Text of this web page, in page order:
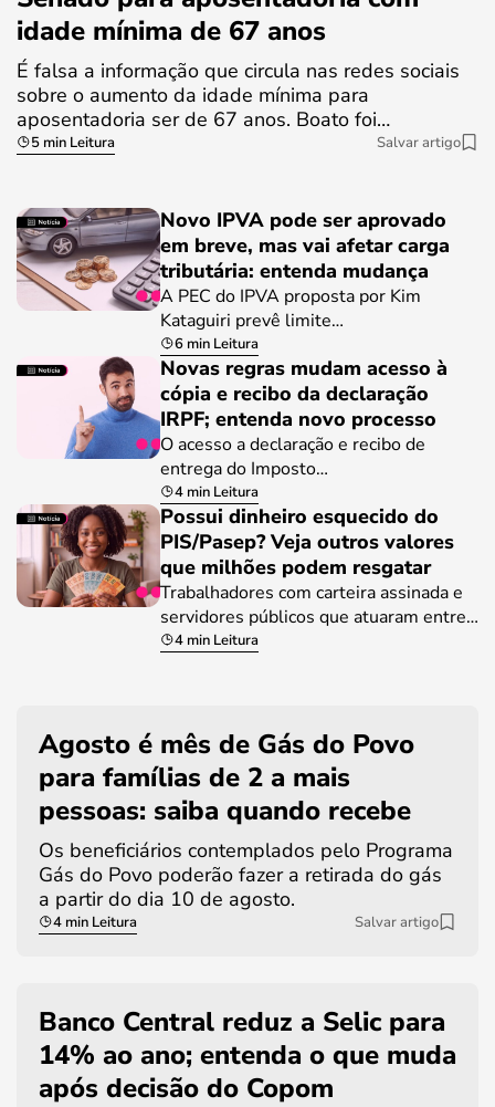
idade mínima de 67 anos
É falsa a informação que circula nas redes sociais
sobre o aumento da idade mínima para
aposentadoria ser de 67 anos. Boato foi…
5 min Leitura Salvar artigo
Novo IPVA pode ser aprovado
em breve, mas vai afetar carga
tributária: entenda mudança
A PEC do IPVA proposta por Kim
Kataguiri prevê limite…
6 min Leitura
Novas regras mudam acesso à
cópia e recibo da declaração
IRPF; entenda novo processo
O acesso a declaração e recibo de
entrega do Imposto…
4 min Leitura
Possui dinheiro esquecido do
PIS/Pasep? Veja outros valores
que milhões podem resgatar
Trabalhadores com carteira assinada e
servidores públicos que atuaram entre…
4 min Leitura
Agosto é mês de Gás do Povo
para famílias de 2 a mais
pessoas: saiba quando recebe
Os beneficiários contemplados pelo Programa
Gás do Povo poderão fazer a retirada do gás
a partir do dia 10 de agosto.
4 min Leitura Salvar artigo
Banco Central reduz a Selic para
14% ao ano; entenda o que muda
após decisão do Copom